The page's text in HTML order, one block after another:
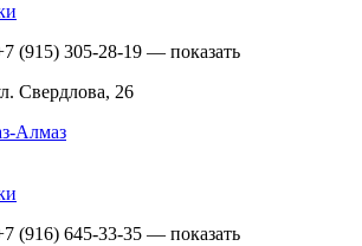
(915) 305-28-19 — показать
Свердлова, 26
(916) 645-33-35 — показать